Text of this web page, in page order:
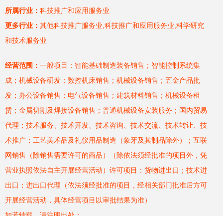
所属行业： 科技推广和应用服务业
更多行业： 其他科技推广服务业,科技推广和应用服务业,科学研究
和技术服务业
经营范围： 一般项目：智能基础制造装备销售；智能控制系统集
成；机械设备研发；数控机床销售；机械设备销售；五金产品批
发；办公设备销售；电气设备销售；建筑材料销售；机械设备租
赁；金属切割及焊接设备销售；普通机械设备安装服务；国内贸易
代理；技术服务、技术开发、技术咨询、技术交流、技术转让、技
术推广；工艺美术品及礼仪用品制造（象牙及其制品除外）；互联
网销售（除销售需要许可的商品）（除依法须经批准的项目外，凭
营业执照依法自主开展经营活动）许可项目：货物进出口；技术进
出口；进出口代理（依法须经批准的项目，经相关部门批准后方可
开展经营活动，具体经营项目以审批结果为准）